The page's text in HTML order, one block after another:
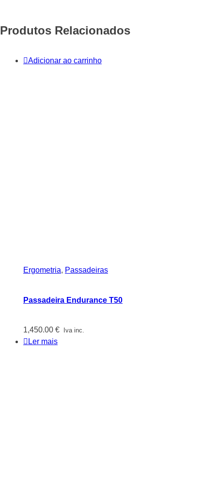
Produtos Relacionados
Adicionar ao carrinho
Ergometria, Passadeiras
Passadeira Endurance T50
1,450.00 € Iva inc.
Ler mais